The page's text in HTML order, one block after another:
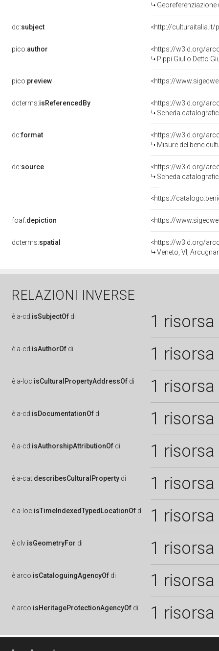
dc:subject <http://culturaitalia.it/
pico:author
<https://w3id.org/
Pippi Giulio Detto
pico:preview
dcterms:isReferencedBy
<https://w3id.org/
Scheda
dc:format
<https://w3id.org/
Misure del bene
dc:source
<https://w3id.org/
Scheda
<https://
foaf:depiction
dcterms:spatial
<https://w3id.org/
Veneto, VI,
RELAZIONI INVERSE
è a-cd:isSubjectOf di 1 risorsa
è a-cd:isAuthorOf di 1 risorsa
è a-loc:isCulturalPropertyAddressOf di 1 risorsa
è a-cd:isDocumentationOf di 1 risorsa
è a-cd:isAuthorshipAttributionOf di 1 risorsa
è a-cat:describesCulturalProperty di 1 risorsa
è a-loc:isTimeIndexedTypedLocationOf di 1 risorsa
è clv:isGeometryFor di 1 risorsa
è arco:isCataloguingAgencyOf di 1 risorsa
è arco:isHeritageProtectionAgencyOf di 1 risorsa